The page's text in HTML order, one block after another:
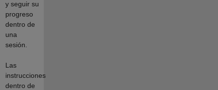
y seguir su
progreso
dentro de
una
sesión.
Las
instrucciones
dentro de